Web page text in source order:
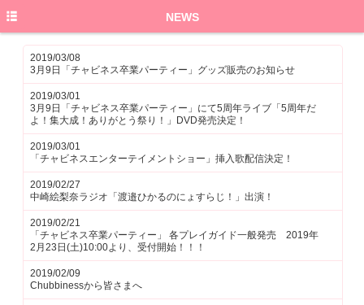
NEWS
2019/03/08
3月9日「チャビネス卒業パーティー」グッズ販売のお知らせ
2019/03/01
3月9日「チャビネス卒業パーティー」にて5周年ライブ「5周年だ
よ！集大成！ありがとう祭り！」DVD発売決定！
2019/03/01
「チャビネスエンターテイメントショー」挿入歌配信決定！
2019/02/27
中崎絵梨奈ラジオ「渡邉ひかるのにょすらじ！」出演！
2019/02/21
「チャビネス卒業パーティー」 各プレイガイド一般発売 2019年
2月23日(土)10:00より、受付開始！！！
2019/02/09
Chubbinessから皆さまへ
PROFILE
NEWS
SCHEDULE
DISCO
GOODS
BLOG